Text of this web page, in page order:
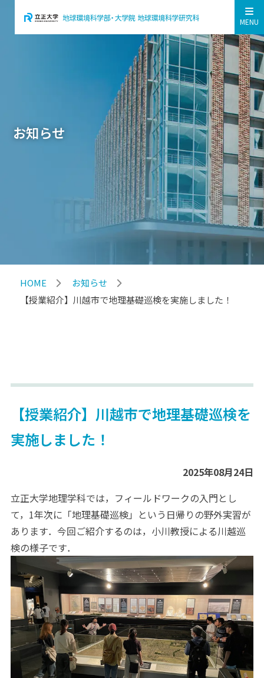
MENU
お知らせ
HOME
お知らせ
【授業紹介】川越市で地理基礎巡検を実施しました！
【授業紹介】川越市で地理基礎巡検を
実施しました！
2025年08月24日
立正大学地理学科では，フィールドワークの入門とし
て，1年次に「地理基礎巡検」という日帰りの野外実習が
あります．今回ご紹介するのは，小川教授による川越巡
検の様子です．